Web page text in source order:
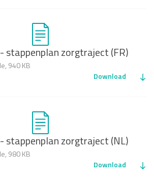
stappenplan zorgtraject (FR)
940 KB
Download
stappenplan zorgtraject (NL)
980 KB
Download